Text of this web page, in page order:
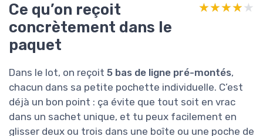
Ce qu’on reçoit
concrètement dans le
paquet
★★★★★
★★★★★
Dans le lot, on reçoit 5 bas de ligne pré-montés,
chacun dans sa petite pochette individuelle. C’est
déjà un bon point : ça évite que tout soit en vrac
dans un sachet unique, et tu peux facilement en
glisser deux ou trois dans une boîte ou une poche de